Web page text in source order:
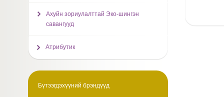
Ахуйн зориулалттай Эко-шингэн
савангууд
Атрибутик
Бүтээгдэхүүний брэндүүд